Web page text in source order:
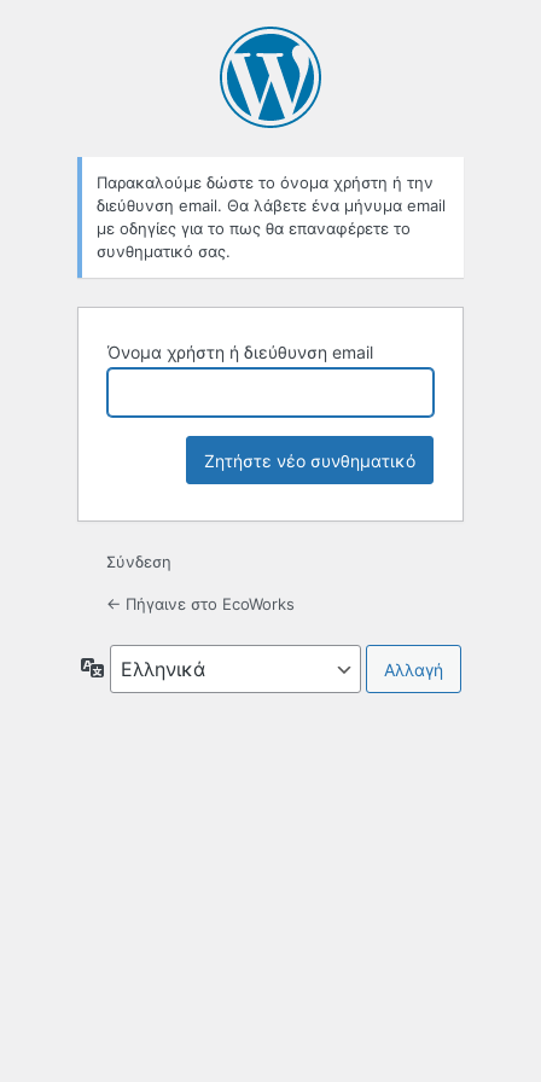
Παρακαλούμε δώστε το όνομα χρήστη ή την
διεύθυνση email. Θα λάβετε ένα μήνυμα email
με οδηγίες για το πως θα επαναφέρετε το
συνθηματικό σας.
Όνομα χρήστη ή διεύθυνση email
Σύνδεση
← Πήγαινε στο EcoWorks
Γλώσσα